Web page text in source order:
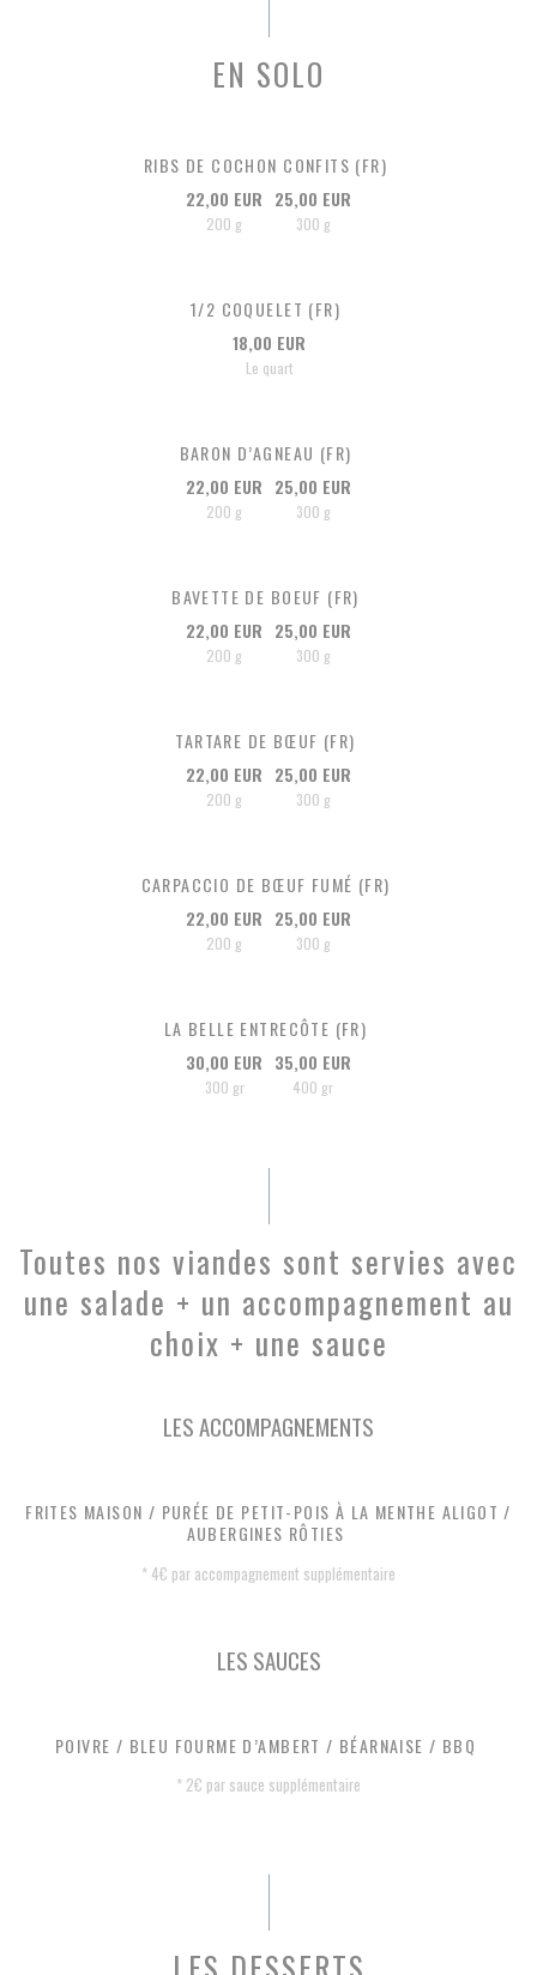
EN SOLO
RIBS DE COCHON CONFITS (FR)
22,00 EUR
200 g
25,00 EUR
300 g
1/2 COQUELET (FR)
18,00 EUR
Le quart
BARON D’AGNEAU (FR)
22,00 EUR
200 g
25,00 EUR
300 g
BAVETTE DE BOEUF (FR)
22,00 EUR
200 g
25,00 EUR
300 g
TARTARE DE BŒUF (FR)
22,00 EUR
200 g
25,00 EUR
300 g
CARPACCIO DE BŒUF FUMÉ (FR)
22,00 EUR
200 g
25,00 EUR
300 g
LA BELLE ENTRECÔTE (FR)
30,00 EUR
300 gr
35,00 EUR
400 gr
Toutes nos viandes sont servies avec
une salade + un accompagnement au
choix + une sauce
LES ACCOMPAGNEMENTS
FRITES MAISON / PURÉE DE PETIT-POIS À LA MENTHE ALIGOT /
AUBERGINES RÔTIES
* 4€ par accompagnement supplémentaire
LES SAUCES
POIVRE / BLEU FOURME D’AMBERT / BÉARNAISE / BBQ
* 2€ par sauce supplémentaire